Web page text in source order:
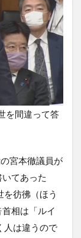
を間違って答
宮本徹議員が
てあった
を彷彿（ほう
相は「ルイ
人は違うので